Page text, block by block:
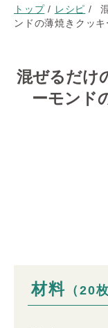
トップ / レシピ /
ンドの薄焼きクッ
混ぜるだけ
ーモンド
材料 （20